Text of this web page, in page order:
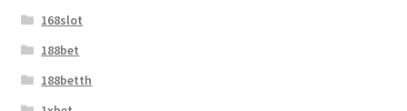
168slot
188bet
188betth